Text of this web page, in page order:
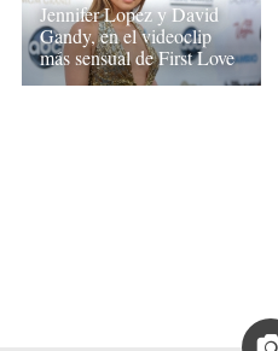
Jennifer Lopez y David
Gandy, en el videoclip
más sensual de First Love